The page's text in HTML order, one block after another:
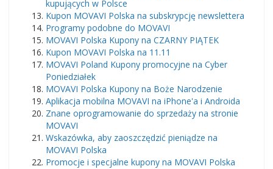
kupujących w Polsce
Kupon MOVAVI Polska na subskrypcję newslettera
Programy podobne do MOVAVI
MOVAVI Polska Kupony na CZARNY PIĄTEK
Kupon MOVAVI Polska na 11.11
MOVAVI Poland Kupony promocyjne na Cyber ​​
Poniedziałek
MOVAVI Polska Kupony na Boże Narodzenie
Aplikacja mobilna MOVAVI na iPhone'a i Androida
Znane oprogramowanie do sprzedaży na stronie
MOVAVI
Wskazówka, aby zaoszczędzić pieniądze na
MOVAVI Polska
Promocje i specjalne kupony na MOVAVI Polska